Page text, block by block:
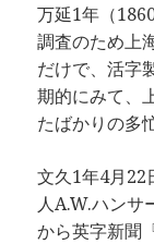
万延1年（
調査のため上
だけで、活字
期的にみて、
たばかりの多
文久1年4月22
人A.W.ハンサ
から英字新